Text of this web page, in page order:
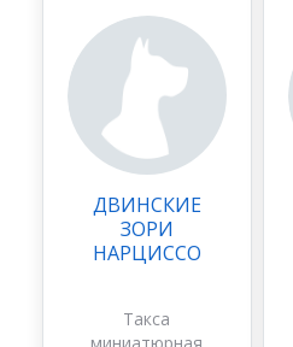
ДВИНСКИЕ
ЗОРИ
НАРЦИССО
Такса